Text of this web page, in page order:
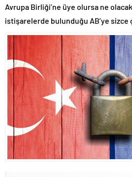
Avrupa Birliği’ne üye olursa ne
istişarelerde bulunduğu AB’ye sizce